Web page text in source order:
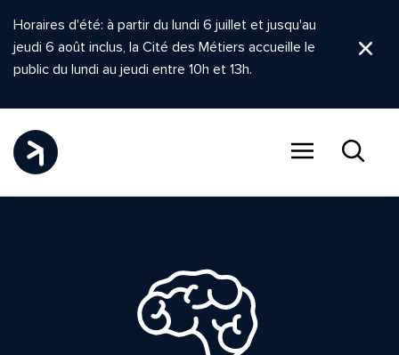
Horaires d'été: à partir du lundi 6 juillet et jusqu'au
jeudi 6 août inclus, la Cité des Métiers accueille le
public du lundi au jeudi entre 10h et 13h.